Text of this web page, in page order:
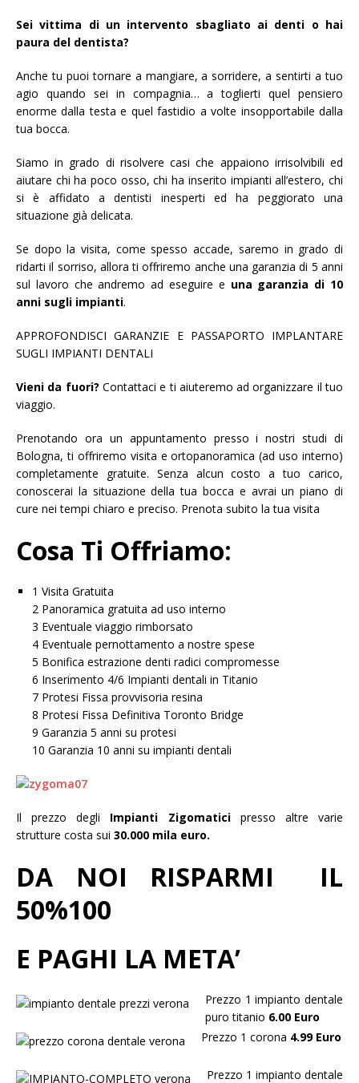
(
S
i
a
e
i
n
n
a
n
v
a
f
i
n
e
s
a
i
a
p
r
n
n
a
n
a
f
i
n
t
r
i
a
e
i
n
u
n
o
v
a
f
i
n
e
s
a
)
Sei vittima di un intervento sbagliato ai denti o hai
paura del dentista?
Anche tu puoi tornare a mangiare, a sorridere, a sentirti a tuo
agio quando sei in compagnia… a toglierti quel pensiero
enorme dalla testa e quel fastidio a volte insopportabile dalla
tua bocca.
Siamo in grado di risolvere casi che appaiono irrisolvibili ed
aiutare chi ha poco osso, chi ha inserito impianti all’estero, chi
si è affidato a dentisti inesperti ed ha peggiorato una
situazione già delicata.
Se dopo la visita, come spesso accade, saremo in grado di
ridarti il sorriso, allora ti offriremo anche una garanzia di 5 anni
sul lavoro che andremo ad eseguire e una garanzia di 10
anni sugli impianti.
APPROFONDISCI GARANZIE E PASSAPORTO IMPLANTARE
SUGLI IMPIANTI DENTALI
Vieni da fuori? Contattaci e ti aiuteremo ad organizzare il tuo
viaggio.
Prenotando ora un appuntamento presso i nostri studi di
Bologna, ti offriremo visita e ortopanoramica (ad uso interno)
completamente gratuite. Senza alcun costo a tuo carico,
conoscerai la situazione della tua bocca e avrai un piano di
cure nei tempi chiaro e preciso. Prenota subito la tua visita
Cosa Ti Offriamo:
1 Visita Gratuita
2 Panoramica gratuita ad uso interno
3 Eventuale viaggio rimborsato
4 Eventuale pernottamento a nostre spese
5 Bonifica estrazione denti radici compromesse
6 Inserimento 4/6 Impianti dentali in Titanio
7 Protesi Fissa provvisoria resina
8 Protesi Fissa Definitiva Toronto Bridge
9 Garanzia 5 anni su protesi
10 Garanzia 10 anni su impianti dentali
Il prezzo degli Impianti Zigomaticipresso altre varie
strutture costa sui 30.000 mila euro.
DA NOI RISPARMI IL
50%100
E PAGHI LA META’
Prezzo 1 impianto dentale
puro titanio 6.00 Euro
Prezzo 1 corona 4.99 Euro
Prezzo 1 impianto dentale